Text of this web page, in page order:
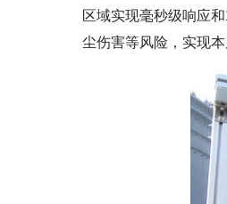
区域实现毫秒级响应
尘伤害等风险，实现